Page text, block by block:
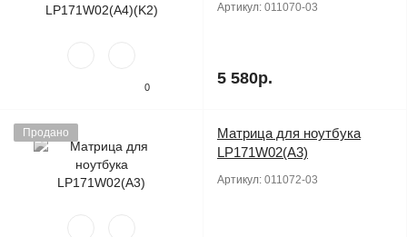
0
Артикул: 011070-03
5 580р.
Продано
Матрица для ноутбука
LP171W02(A3)
Артикул: 011072-03